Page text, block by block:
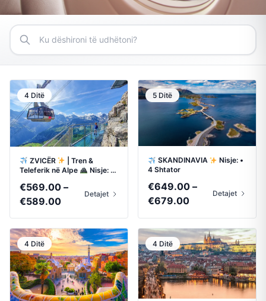
4 Ditë
ZVICËR
| Tren &
Teleferik në Alpe
Nisje: •
€569.00 –
€589.00Price
€569.00
through
€589.00
Detajet
5 Ditë
SKANDINAVIA
Nisje: •
4 Shtator
€649.00 –
€679.00Price
€649.00
through
€679.00
Detajet
4 Ditë 4 Ditë